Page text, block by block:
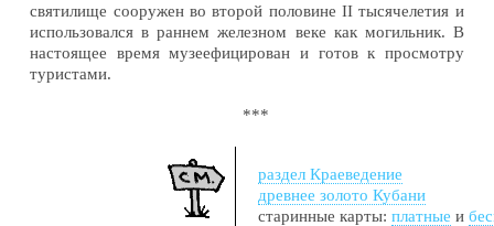
святилище сооружен во второй половине IIтысячелетия и
использовался в раннем железном веке как могильник. В
настоящее время музеефицирован и готов к просмотру
туристами.
***
раздел Краеведение
древнее золото Кубани
старинные карты:платные и